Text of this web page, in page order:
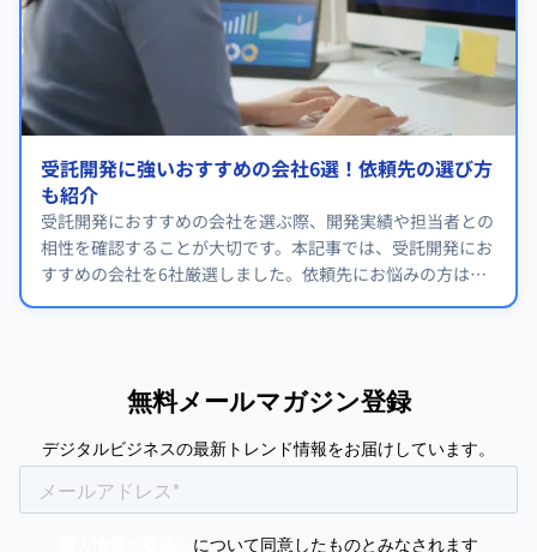
受託開発に強いおすすめの会社6選！依頼先の選び方
も紹介
受託開発におすすめの会社を選ぶ際、開発実績や担当者との
相性を確認することが大切です。本記事では、受託開発にお
すすめの会社を6社厳選しました。依頼先にお悩みの方は、